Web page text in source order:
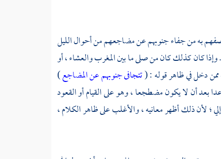
به من جفاء جنوبهم عن مضاجعهم من أحوال الليل
كان كذلك كان من صلى ما بين المغرب والعشاء ، أو
ممن دخل في ظاهر قوله : (تتجافى جنوبهم عن المضاجع)
بعد أن لا يكون مضطجعا ، وهو على القيام أو القعود
؛ لأن ذلك أظهر معانيه ، والأغلب على ظاهر الكلام ،